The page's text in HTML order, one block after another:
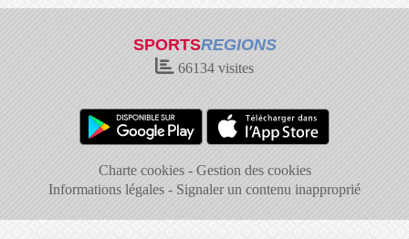
SPORTSREGIONS
66134 visites
Charte cookies
Gestion des cookies
Informations légales
Signaler un contenu inapproprié